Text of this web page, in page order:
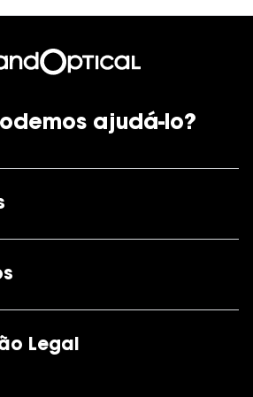
ajudá-lo?
Legal